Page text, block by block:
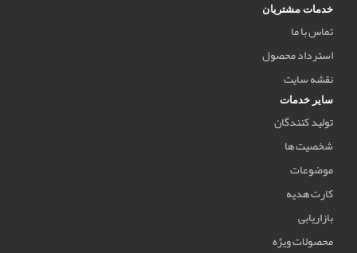
خدمات مشتریان
تماس با ما
استرداد محصول
نقشه سایت
سایر خدمات
تولید کنندگان
شخصیت ها
موضوعات
کارت هدیه
بازاریابی
محصولات ویژه